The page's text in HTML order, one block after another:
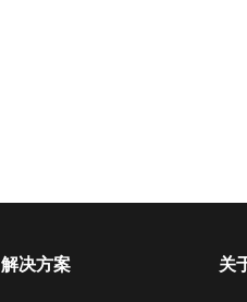
解决方案 关